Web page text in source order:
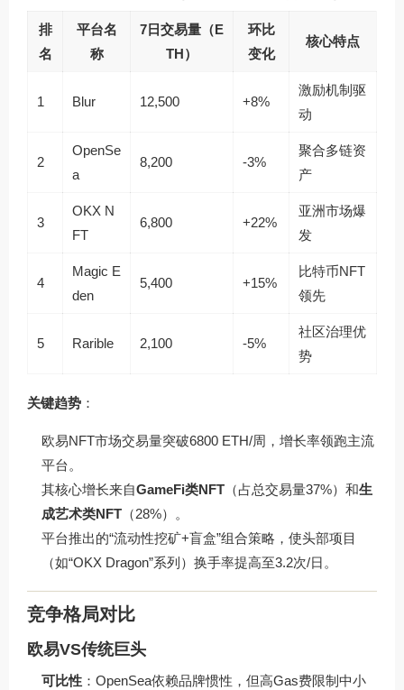
排
名
平台名
称
7日交易量（E
TH）
环比
变化
核心特点
1 Blur 12,500 +8%
激励机制驱
动
2
OpenSe
a
8,200 -3%
聚合多链资
产
3
OKX N
FT
6,800 +22%
亚洲市场爆
发
4
Magic E
den
5,400 +15%
比特币NFT
领先
5 Rarible 2,100 -5%
社区治理优
势
关键趋势 ：
欧易NFT市场交易量突破6800 ETH/周，增长率领跑主流
平台。
其核心增长来自GameFi类NFT （占总交易量37%）和生
成艺术类NFT （28%）。
平台推出的“流动性挖矿+盲盒”组合策略，使头部项目
（如“OKX Dragon”系列）换手率提高至3.2次/日。
竞争格局对比
欧易VS传统巨头
可比性 ：OpenSea依赖品牌惯性，但高Gas费限制中小